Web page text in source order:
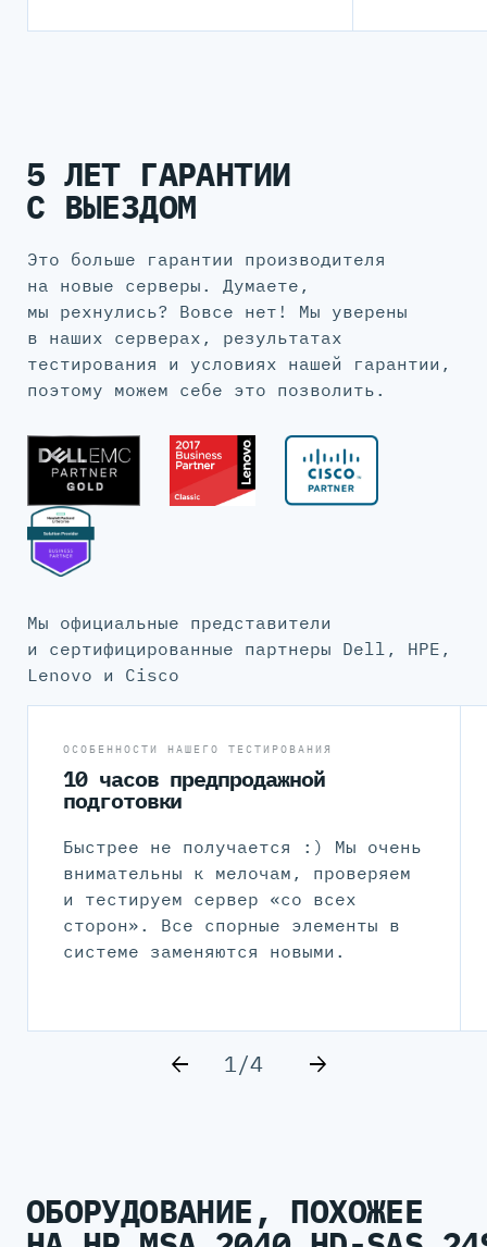
5 ЛЕТ ГАРАНТИИ
С ВЫЕЗДОМ
Это больше гарантии производителя
на новые серверы. Думаете,
мы рехнулись? Вовсе нет! Мы уверены
в наших серверах, результатах
тестирования и условиях нашей гарантии,
поэтому можем себе это позволить.
Мы официальные представители
и сертифицированные партнеры Dell, HPE,
Lenovo и Cisco
ОСОБЕННОСТИ НАШЕГО ТЕСТИРОВАНИЯ
10 часов предпродажной
подготовки
Быстрее не получается :) Мы очень
внимательны к мелочам, проверяем
и тестируем сервер «со всех
сторон». Все спорные элементы в
системе заменяются новыми.
1/4
ОБОРУДОВАНИЕ, ПОХОЖЕЕ